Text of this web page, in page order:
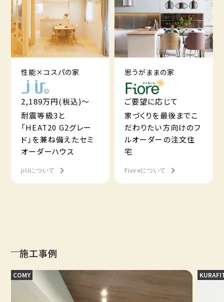
性能×コスパの家
2,189万円(税込)～
耐震等級3と
「HEAT20 G2グレー
ド」を兼ね備えたセミ
オーダーハウス
jiUについて
思うがままの家
ご要望に応じて
家づくりを最後までこ
だわりたい方向けのフ
ルオーダーの注文住
宅
Fioreについて
施工事例
COMY